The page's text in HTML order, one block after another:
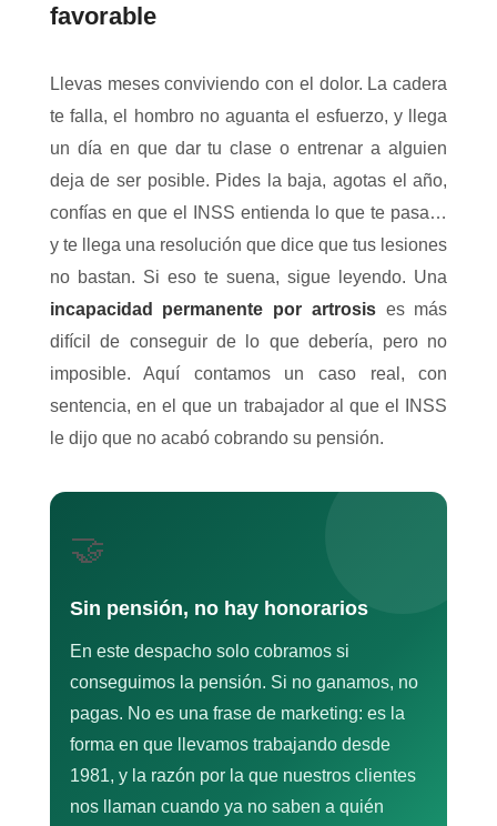
favorable
Llevas meses conviviendo con el dolor. La cadera
te falla, el hombro no aguanta el esfuerzo, y llega
un día en que dar tu clase o entrenar a alguien
deja de ser posible. Pides la baja, agotas el año,
confías en que el INSS entienda lo que te pasa…
y te llega una resolución que dice que tus lesiones
no bastan. Si eso te suena, sigue leyendo. Una
incapacidad permanente por artrosises más
difícil de conseguir de lo que debería, pero no
imposible. Aquí contamos un caso real, con
sentencia, en el que un trabajador al que el INSS
le dijo que no acabó cobrando su pensión.
🤝
Sin pensión, no hay honorarios
En este despacho solo cobramos si
conseguimos la pensión. Si no ganamos, no
pagas. No es una frase de marketing: es la
forma en que llevamos trabajando desde
1981, y la razón por la que nuestros clientes
nos llaman cuando ya no saben a quién